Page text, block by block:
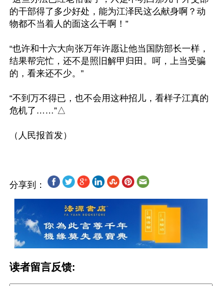
的干部得了多少好处，能为江泽民这么献身啊？动
物都不当着人的面这么干啊！”
“也许和十六大向张万年许愿让他当国防部长一样，
结果帮完忙，还不是照旧解甲归田。呵，上当受骗
的，看来还不少。”
“不到万不得已，也不会用这种招儿，看样子江真的
危机了……”△
分享到：
读者留言反馈: